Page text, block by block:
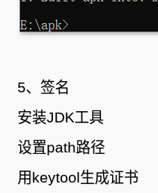
5、签名
安装JDK工具
设置path路径
用keytool生成证书